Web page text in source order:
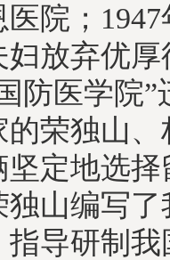
院；
放弃优
防医学院
荣独山
定地选
独山编写
导研制